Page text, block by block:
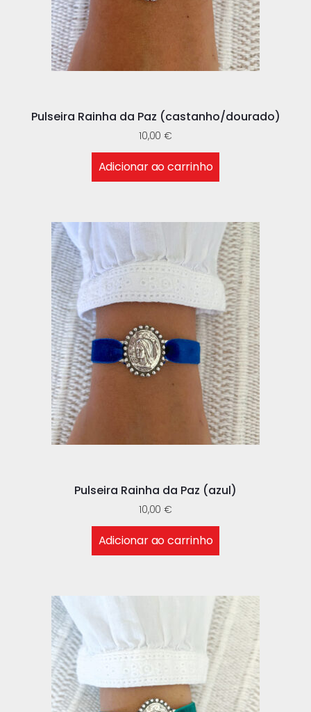
Pulseira Rainha da Paz (castanho/dourado)
10,00 €
Adicionar ao carrinho
Pulseira Rainha da Paz (azul)
10,00 €
Adicionar ao carrinho